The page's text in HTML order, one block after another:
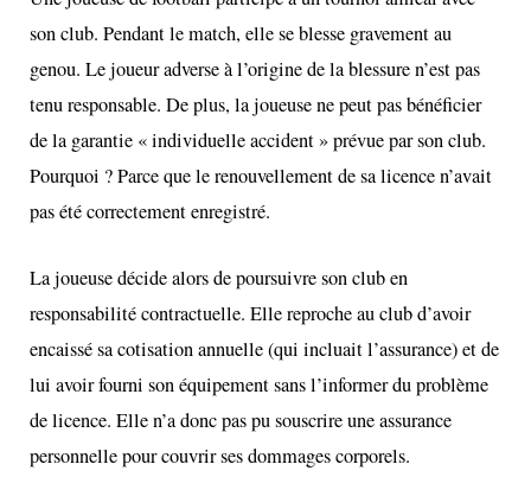
son club. Pendant le match, elle se blesse gravement au
genou. Le joueur adverse à l’origine de la blessure n’est pas
tenu responsable. De plus, la joueuse ne peut pas bénéficier
de la garantie « individuelle accident » prévue par son club.
Pourquoi ? Parce que le renouvellement de sa licence n’avait
pas été correctement enregistré.
La joueuse décide alors de poursuivre son club en
responsabilité contractuelle. Elle reproche au club d’avoir
encaissé sa cotisation annuelle (qui incluait l’assurance) et de
lui avoir fourni son équipement sans l’informer du problème
de licence. Elle n’a donc pas pu souscrire une assurance
personnelle pour couvrir ses dommages corporels.